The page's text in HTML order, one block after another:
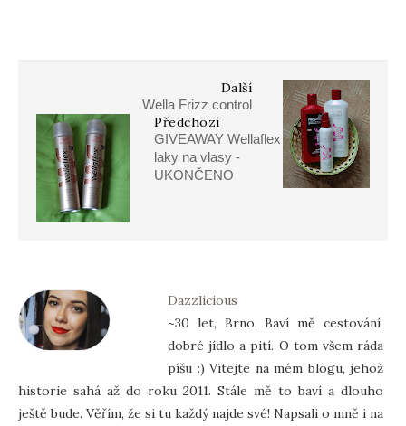
Další
Wella Frizz control
Předchozí
GIVEAWAY Wellaflex
laky na vlasy -
UKONČENO
Dazzlicious
~30 let, Brno. Baví mě cestování,
dobré jídlo a pití. O tom všem ráda
píšu :) Vítejte na mém blogu, jehož
historie sahá až do roku 2011. Stále mě to baví a dlouho
ještě bude. Věřím, že si tu každý najde své! Napsali o mně i na